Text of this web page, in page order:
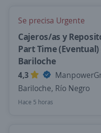
Se precisa Urgente
Cajeros/as y
Part Time (Eventual)
Bariloche
4,3
Bariloche, Río Negro
Hace 5 horas